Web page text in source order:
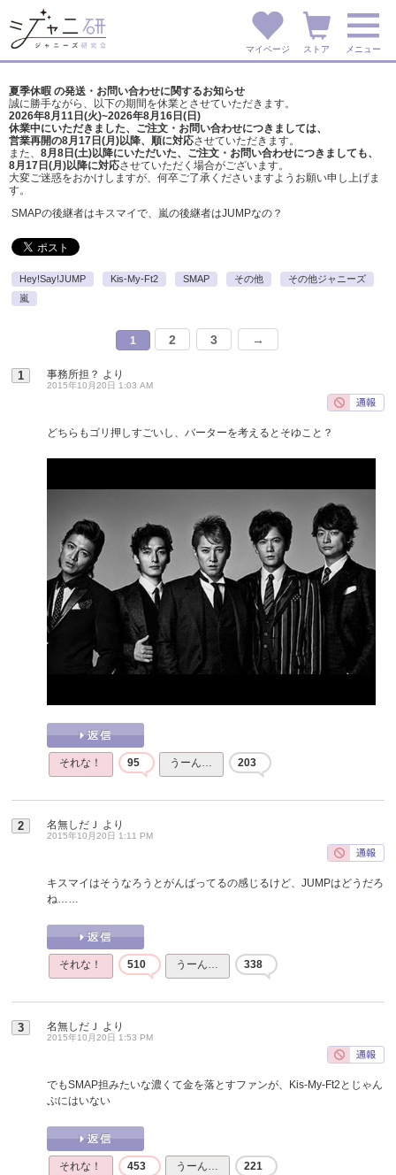
マイページ ストア メニュー
夏季休暇 の発送・お問い合わせに関するお知らせ
誠に勝手ながら、以下の期間を休業とさせていただきます。
2026年8月11日(火)~2026年8月16日(日)
休業中にいただきました、ご注文・お問い合わせにつきましては、
営業再開の8月17日(月)以降、順に対応させていただきます。
また、 8月8日(土)以降にいただいた、ご注文・ お問い合わせにつきましても、
8月17日(月)以降に対応させていただく場合がございます。
大変ご迷惑をおかけしますが、 何卒ご了承くださいますようお願い申し上げま
す。
SMAPの後継者はキスマイで、嵐の後継者はJUMPなの？
Hey!Say!JUMP Kis-My-Ft2 SMAP その他
その他ジャニーズ
嵐
1 2 3 →
1 事務所担？ より
2015年10月20日 1:03 AM
どちらもゴリ押しすごいし、バーターを考えるとそゆこと？
それな！ 95 うーん… 203
2 名無しだＪ より
2015年10月20日 1:11 PM
キスマイはそうなろうとがんばってるの感じるけど、JUMPはどうだろ
ね……
それな！ 510 うーん… 338
3 名無しだＪ より
2015年10月20日 1:53 PM
でもSMAP担みたいな濃くて金を落とすファンが、Kis-My-Ft2とじゃん
ぷにはいない
それな！ 453 うーん… 221